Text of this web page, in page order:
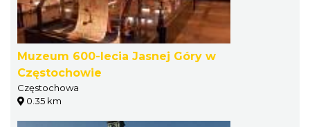
Muzeum 600-lecia Jasnej Góry w
Częstochowie
Częstochowa
0.35 km